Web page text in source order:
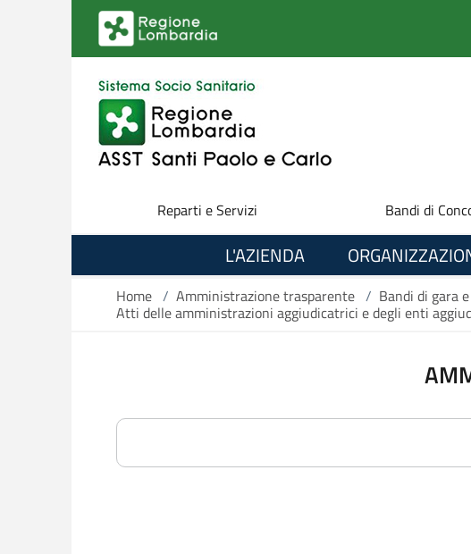
Salta al contenuto principale
Reparti e Servizi Bandi di
L'AZIENDA
Home / Amministrazione trasparente / Bandi di gara
Atti delle amministrazioni aggiudicatrici e degli enti